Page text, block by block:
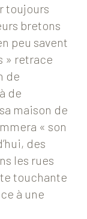
toujours
bretons
peu savent
» retrace
de
de
maison de
« son
des
les rues
touchante
à une